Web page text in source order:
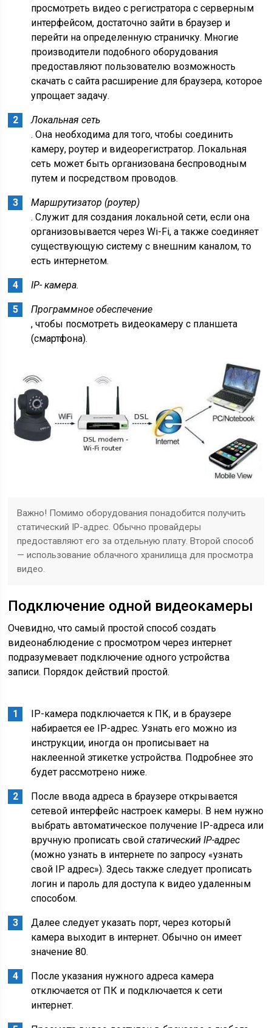
просмотреть видео с регистратора с серверным
интерфейсом, достаточно зайти в браузер и
перейти на определенную страничку. Многие
производители подобного оборудования
предоставляют пользователю возможность
скачать с сайта расширение для браузера, которое
упрощает задачу.
Локальная сеть
. Она необходима для того, чтобы соединить
камеру, роутер и видеорегистратор. Локальная
сеть может быть организована беспроводным
путем и посредством проводов.
Маршрутизатор (роутер)
. Служит для создания локальной сети, если она
организовывается через Wi-Fi, а также соединяет
существующую систему с внешним каналом, то
есть интернетом.
IP- камера.
Программное обеспечение
, чтобы посмотреть видеокамеру с планшета
(смартфона).
Важно! Помимо оборудования понадобится получить
статический IP-адрес. Обычно провайдеры
предоставляют его за отдельную плату. Второй способ
— использование облачного хранилища для просмотра
видео.
Подключение одной видеокамеры
Очевидно, что самый простой способ создать
видеонаблюдение с просмотром через интернет
подразумевает подключение одного устройства
записи. Порядок действий простой.
IP-камера подключается к ПК, и в браузере
набирается ее IP-адрес. Узнать его можно из
инструкции, иногда он прописывает на
наклеенной этикетке устройства. Подробнее это
будет рассмотрено ниже.
После ввода адреса в браузере открывается
сетевой интерфейс настроек камеры. В нем нужно
выбрать автоматическое получение IP-адреса или
вручную прописать свойстатический IP-адрес
(можно узнать в интернете по запросу «узнать
свой IP адрес»). Здесь также следует прописать
логин и пароль для доступа к видео удаленным
способом.
Далее следует указать порт, через который
камера выходит в интернет. Обычно он имеет
значение 80.
После указания нужного адреса камера
отключается от ПК и подключается к сети
интернет.